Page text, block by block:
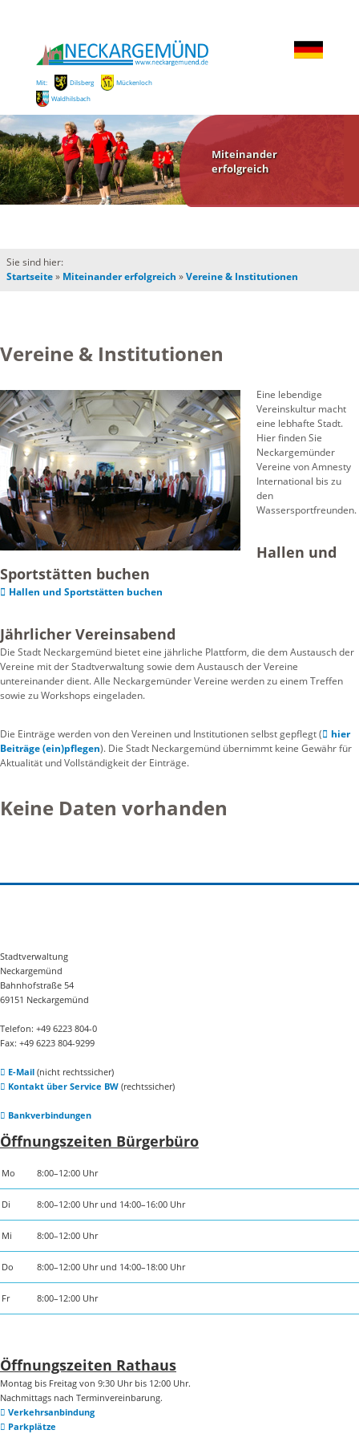
Mit: Dilsberg
Mückenloch
Waldhilsbach
Miteinander
erfolgreich
Sie sind hier:
Startseite» Miteinander erfolgreich »Vereine & Institutionen
Vereine & Institutionen
Eine lebendige
Vereinskultur macht
eine lebhafte Stadt.
Hier finden Sie
Neckargemünder
Vereine von Amnesty
International bis zu
den
Wassersportfreunden.
Hallen und
Sportstätten buchen
Hallen und Sportstätten buchen
Jährlicher Vereinsabend
Die Stadt Neckargemünd bietet eine jährliche Plattform, die dem Austausch der
Vereine mit der Stadtverwaltung sowie dem Austausch der Vereine
untereinander dient. Alle Neckargemünder Vereine werden zu einem Treffen
sowie zu Workshops eingeladen.
Die Einträge werden von den Vereinen und Institutionen selbst gepflegt (
hier
Beiträge (ein)pflegen). Die Stadt Neckargemünd übernimmt keine Gewähr für
Aktualität und Vollständigkeit der Einträge.
Keine Daten vorhanden
Stadtverwaltung
Neckargemünd
Bahnhofstraße 54
69151 Neckargemünd
Telefon: +49 6223 804-0
Fax: +49 6223 804-9299
E-Mail(nicht rechtssicher)
Kontakt über Service BW(rechtssicher)
Bankverbindungen
Öffnungszeiten Bürgerbüro
Mo 8:00–12:00 Uhr
Di 8:00–12:00 Uhr und 14:00–16:00 Uhr
Mi 8:00–12:00 Uhr
Do 8:00–12:00 Uhr und 14:00–18:00 Uhr
Fr 8:00–12:00 Uhr
Öffnungszeiten Rathaus
Montag bis Freitag von 9:30 Uhr bis 12:00 Uhr.
Nachmittags nach Terminvereinbarung.
Verkehrsanbindung
Parkplätze